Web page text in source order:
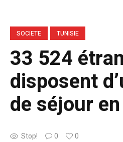
SOCIETE TUNISIE
33 524
disposent
de séjour
Stop! 0 0